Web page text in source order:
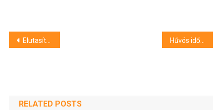
Bejegyzés
Elutasította az Ursula von der Leyennel szembeni bizalmatlansági indítványokat az Európai Parlament
RELATED POSTS